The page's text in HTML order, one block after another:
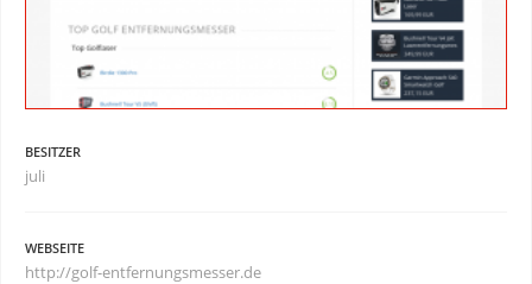
BESITZER
juli
WEBSEITE
http://golf-entfernungsmesser.de